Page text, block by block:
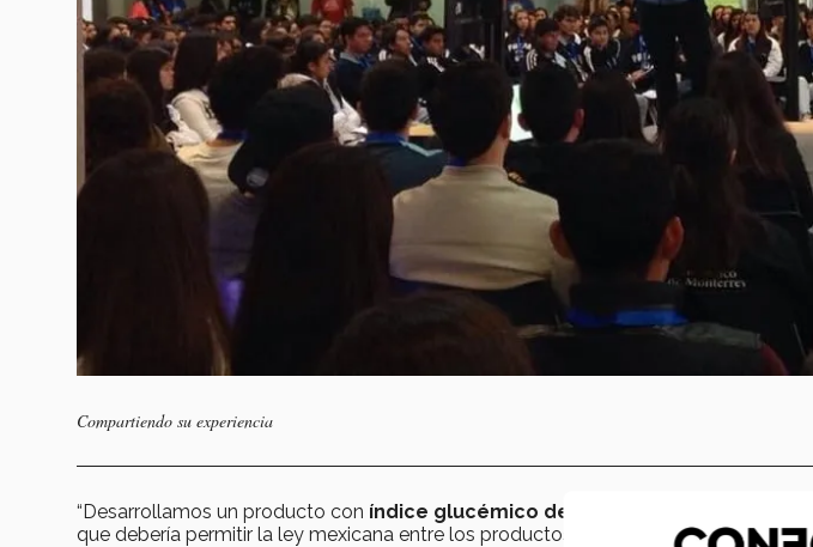
Compartiendo su experiencia
“Desarrollamos un producto con índice glucémico de cero,
que debería permitir la ley mexicana entre los productos que se cataloguen como